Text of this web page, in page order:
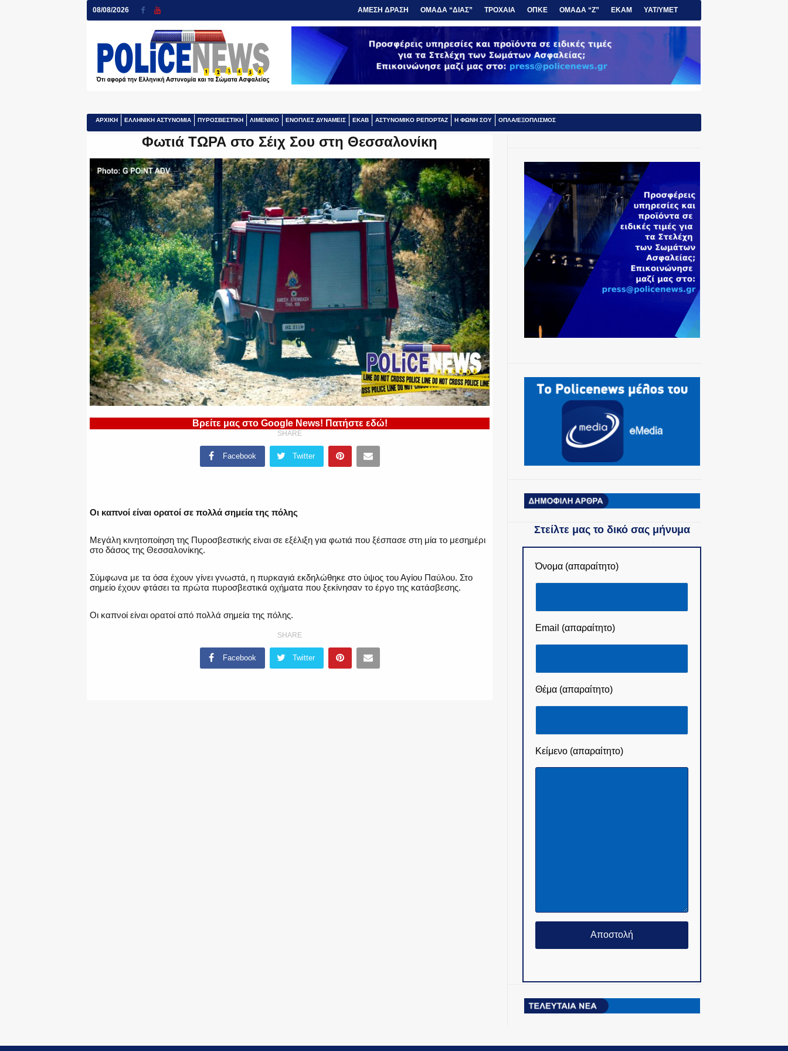
08/08/2026 ΑΜΕΣΗ ΔΡΑΣΗ ΟΜΑΔΑ “ΔΙΑΣ” ΤΡΟΧΑΙΑ ΟΠΚΕ ΟΜΑΔΑ “Ζ” ΕΚΑΜ ΥΑΤ/ΥΜΕΤ
ΑΡΧΙΚΗ ΕΛΛΗΝΙΚΗ ΑΣΤΥΝΟΜΙΑ ΠΥΡΟΣΒΕΣΤΙΚΗ ΛΙΜΕΝΙΚΟ ΕΝΟΠΛΕΣ ΔΥΝΑΜΕΙΣ ΕΚΑΒ ΑΣΤΥΝΟΜΙΚΟ ΡΕΠΟΡΤΑΖ Η ΦΩΝΗ ΣΟΥ ΟΠΛΑ/ΕΞΟΠΛΙΣΜΟΣ
Φωτιά ΤΩΡΑ στο Σέιχ Σου στη Θεσσαλονίκη
Βρείτε μας στο Google News! Πατήστε εδώ!
SHARE
Facebook Twitter
Οι καπνοί είναι ορατοί σε πολλά σημεία της πόλης
Μεγάλη κινητοποίηση της Πυροσβεστικής είναι σε εξέλιξη για φωτιά που ξέσπασε στη μία το μεσημέρι
στο δάσος της Θεσσαλονίκης.
Σύμφωνα με τα όσα έχουν γίνει γνωστά, η πυρκαγιά εκδηλώθηκε στο ύψος του Αγίου Παύλου. Στο
σημείο έχουν φτάσει τα πρώτα πυροσβεστικά οχήματα που ξεκίνησαν το έργο της κατάσβεσης.
Οι καπνοί είναι ορατοί από πολλά σημεία της πόλης.
SHARE
Facebook Twitter
Στείλτε μας το δικό σας μήνυμα
Όνομα (απαραίτητο)
Email (απαραίτητο)
Θέμα (απαραίτητο)
Κείμενο (απαραίτητο)